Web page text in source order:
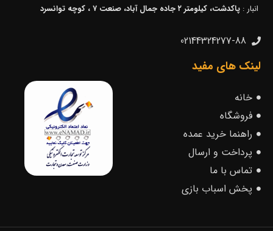
انبار : پاکدشت، کیلومتر ۲ جاده جمال آباد، صنعت ۷ ، کوچه توانسرد
02144324277-88
لینک های مفید
خانه
فروشگاه
راهنما خرید عمده
پرداخت و ارسال
تماس با ما
پخش اسباب بازی